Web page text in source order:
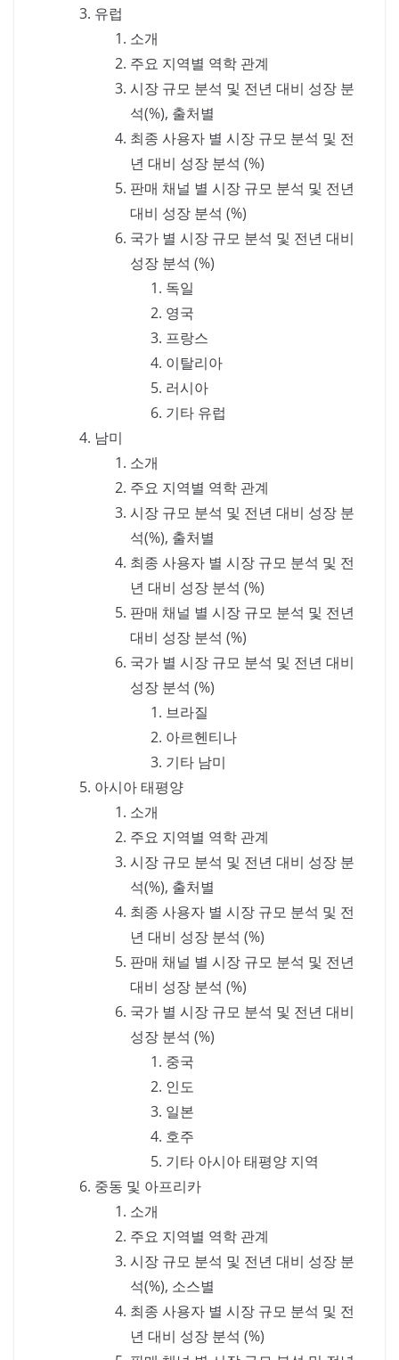
유럽
소개
주요 지역별 역학 관계
시장 규모 분석 및 전년 대비 성장 분
석(%), 출처별
최종 사용자 별 시장 규모 분석 및 전
년 대비 성장 분석 (%)
판매 채널 별 시장 규모 분석 및 전년
대비 성장 분석 (%)
국가 별 시장 규모 분석 및 전년 대비
성장 분석 (%)
독일
영국
프랑스
이탈리아
러시아
기타 유럽
남미
소개
주요 지역별 역학 관계
시장 규모 분석 및 전년 대비 성장 분
석(%), 출처별
최종 사용자 별 시장 규모 분석 및 전
년 대비 성장 분석 (%)
판매 채널 별 시장 규모 분석 및 전년
대비 성장 분석 (%)
국가 별 시장 규모 분석 및 전년 대비
성장 분석 (%)
브라질
아르헨티나
기타 남미
아시아 태평양
소개
주요 지역별 역학 관계
시장 규모 분석 및 전년 대비 성장 분
석(%), 출처별
최종 사용자 별 시장 규모 분석 및 전
년 대비 성장 분석 (%)
판매 채널 별 시장 규모 분석 및 전년
대비 성장 분석 (%)
국가 별 시장 규모 분석 및 전년 대비
성장 분석 (%)
중국
인도
일본
호주
기타 아시아 태평양 지역
중동 및 아프리카
소개
주요 지역별 역학 관계
시장 규모 분석 및 전년 대비 성장 분
석(%), 소스별
최종 사용자 별 시장 규모 분석 및 전
년 대비 성장 분석 (%)